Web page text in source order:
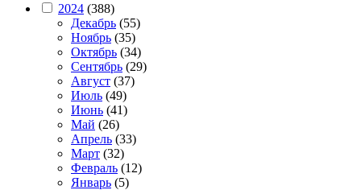
2024 (388)
Декабрь (55)
Ноябрь (35)
Октябрь (34)
Сентябрь (29)
Август (37)
Июль (49)
Июнь (41)
Май (26)
Апрель (33)
Март (32)
Февраль (12)
Январь (5)